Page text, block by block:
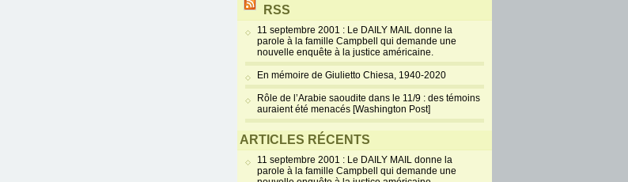
RSS
11 septembre 2001 : Le DAILY MAIL donne la
parole à la famille Campbell qui demande une
nouvelle enquête à la justice américaine.
En mémoire de Giulietto Chiesa, 1940-2020
Rôle de l’Arabie saoudite dans le 11/9 : des témoins
auraient été menacés [Washington Post]
ARTICLES RÉCENTS
11 septembre 2001 : Le DAILY MAIL donne la
parole à la famille Campbell qui demande une